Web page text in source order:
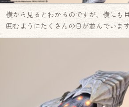
横から見るとわかるのですが、横にも
囲むようにたくさんの目が並んでいます